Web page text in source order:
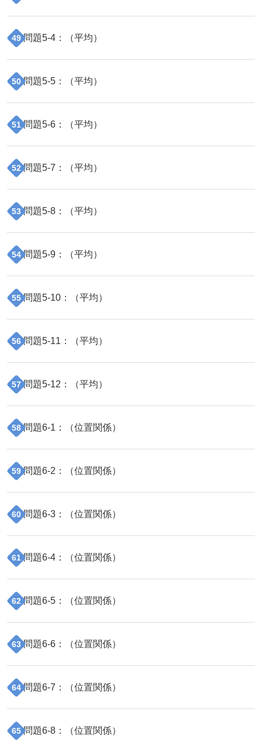
49 問題5-4 ：（平均）
50 問題5-5 ：（平均）
51 問題5-6 ：（平均）
52 問題5-7 ：（平均）
53 問題5-8 ：（平均）
54 問題5-9 ：（平均）
55 問題5-10 ：（平均）
56 問題5-11 ：（平均）
57 問題5-12 ：（平均）
58 問題6-1 ：（位置関係）
59 問題6-2 ：（位置関係）
60 問題6-3 ：（位置関係）
61 問題6-4 ：（位置関係）
62 問題6-5 ：（位置関係）
63 問題6-6 ：（位置関係）
64 問題6-7 ：（位置関係）
65 問題6-8 ：（位置関係）